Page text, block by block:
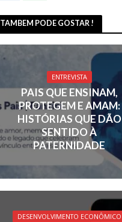
PODE GOSTAR !
ENTREVISTA
PAIS QUE ENSINAM,
PROTEGEM E AMAM:
HISTÓRIAS QUE DÃO
SENTIDO À
PATERNIDADE
DESENVOLVIMENTO ECONÔMICO